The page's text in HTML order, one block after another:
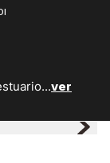
ver